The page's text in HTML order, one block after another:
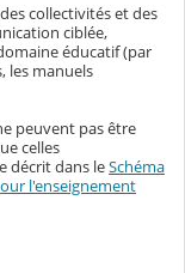
collectivités et des
ciblée,
éducatif (par
les manuels
peuvent pas être
celles
décrit dans leSchéma
l'enseignement